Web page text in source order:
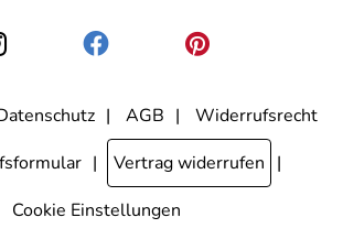
am Ende des Newsletters anklicke. Die
habe ich zur Kenntnis genommen.
AGB
Widerrufsrecht
Vertrag widerrufen
Cookie Einstellungen